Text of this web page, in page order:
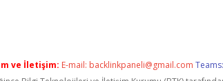
ve İletişim: E-mail: backlinkpaneli@gmail.com